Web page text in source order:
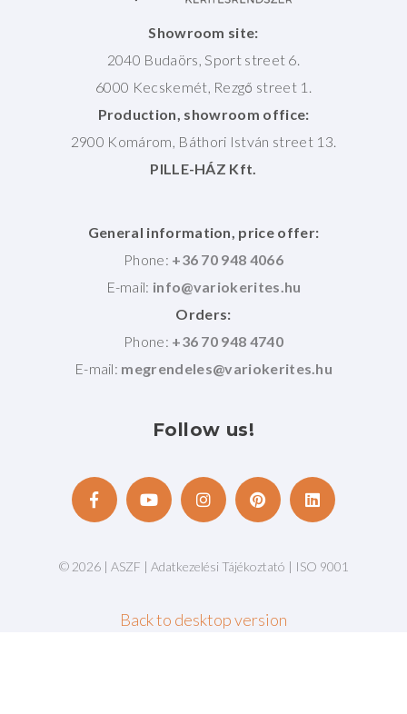
Showroom site:
2040 Budaörs, Sport street 6.
6000 Kecskemét, Rezgő street 1.
Production, showroom office:
2900 Komárom, Báthori István street 13.
PILLE-HÁZ Kft.
General information, price offer:
Phone: +36 70 948 4066
E-mail:
Orders:
Phone: +36 70 948 4740
E-mail:
Follow us!
© 2026 | ASZF | Adatkezelési Tájékoztató | ISO 9001
Back to desktop version